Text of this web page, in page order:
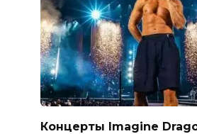
Концерты Imagine